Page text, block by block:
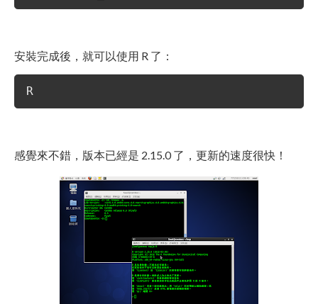
安裝完成後，就可以使用 R 了：
R
感覺來不錯，版本已經是 2.15.0 了，更新的速度很快！